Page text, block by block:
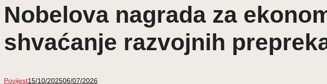
Nobelova nagrada za
shvaćanje razvojnih
Povijest15/10/202506/07/2026